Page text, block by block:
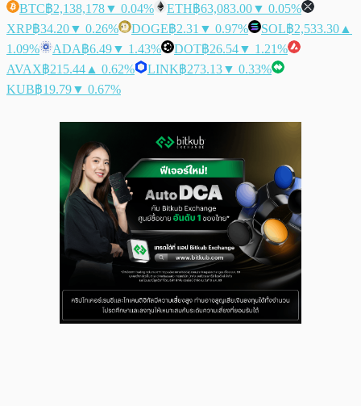
BTC฿2,138,178▼ 0.04% ETH฿63,083.00▼ 0.05%
XRP฿34.20▼ 0.26% DOGE฿2.31 ▼ 0.97% SOL฿2,533.30 ▲
1.09%
ADA฿6.49▼ 1.43% DOT฿26.54▼ 1.21%
AVAX฿215.44 ▲ 0.62% LINK฿273.13▼ 0.33%
KUB฿19.79▼ 0.67%